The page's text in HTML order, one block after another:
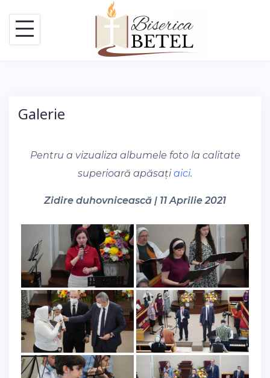
content
Galerie
Pentru a vizualiza albumele foto la calitate
superioară apăsațiaici.
Zidire duhovnicească | 11 Aprilie 2021